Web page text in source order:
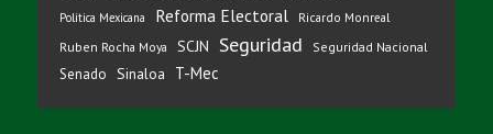
Política Mexicana
Reforma Electoral
Ricardo Monreal
Ruben Rocha Moya
SCJN Seguridad Seguridad Nacional
Senado Sinaloa T-Mec